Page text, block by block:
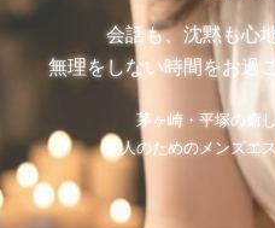
会話も、沈黙も心
無理をしない時間をお過
茅ヶ崎・平塚の癒
大人のためのメンズエ